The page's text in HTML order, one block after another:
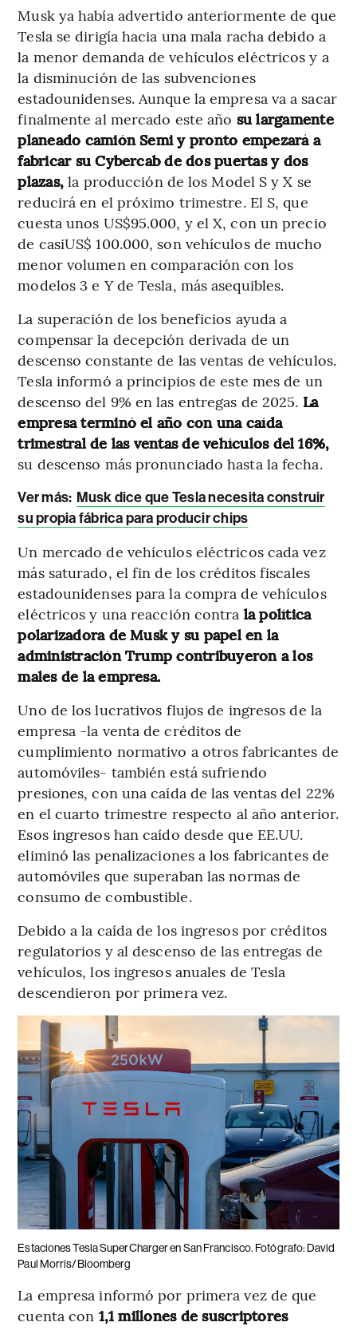
Musk ya había advertido anteriormente de que
Tesla se dirigía hacia una mala racha debido a
la menor demanda de vehículos eléctricos y a
la disminución de las subvenciones
estadounidenses. Aunque la empresa va a sacar
finalmente al mercado este año su largamente
planeado camión Semi y pronto empezará a
fabricar su Cybercab de dos puertas y dos
plazas,la producción de los Model S y X se
reducirá en el próximo trimestre. El S, que
cuesta unos US$95.000, y el X, con un precio
de casiUS$ 100.000, son vehículos de mucho
menor volumen en comparación con los
modelos 3 e Y de Tesla, más asequibles.
La superación de los beneficios ayuda a
compensar la decepción derivada de un
descenso constante de las ventas de vehículos.
Tesla informó a principios de este mes de un
descenso del 9% en las entregas de 2025. La
empresa terminó el año con una caída
trimestral de las ventas de vehículos del 16%,
su descenso más pronunciado hasta la fecha.
Ver más: Musk dice que Tesla necesita construir
su propia fábrica para producir chips
Un mercado de vehículos eléctricos cada vez
más saturado, el fin de los créditos fiscales
estadounidenses para la compra de vehículos
eléctricos y una reacción contra la política
polarizadora de Musk y su papel en la
administración Trump contribuyeron a los
males de la empresa.
Uno de los lucrativos flujos de ingresos de la
empresa -la venta de créditos de
cumplimiento normativo a otros fabricantes de
automóviles- también está sufriendo
presiones, con una caída de las ventas del 22%
en el cuarto trimestre respecto al año anterior.
Esos ingresos han caído desde que EE.UU.
eliminó las penalizaciones a los fabricantes de
automóviles que superaban las normas de
consumo de combustible.
Debido a la caída de los ingresos por créditos
regulatorios y al descenso de las entregas de
vehículos, los ingresos anuales de Tesla
descendieron por primera vez.
Estaciones Tesla SuperCharger en San Francisco. Fotógrafo: David
Paul Morris/Bloomberg
La empresa informó por primera vez de que
cuenta con 1,1 millones de suscriptores